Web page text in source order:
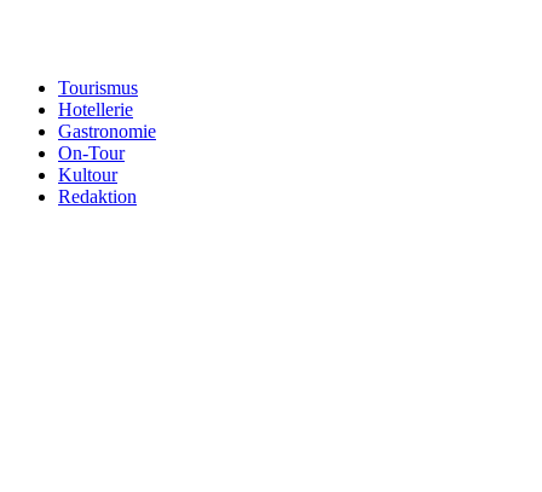
Tourismus
Hotellerie
Gastronomie
On-Tour
Kultour
Redaktion